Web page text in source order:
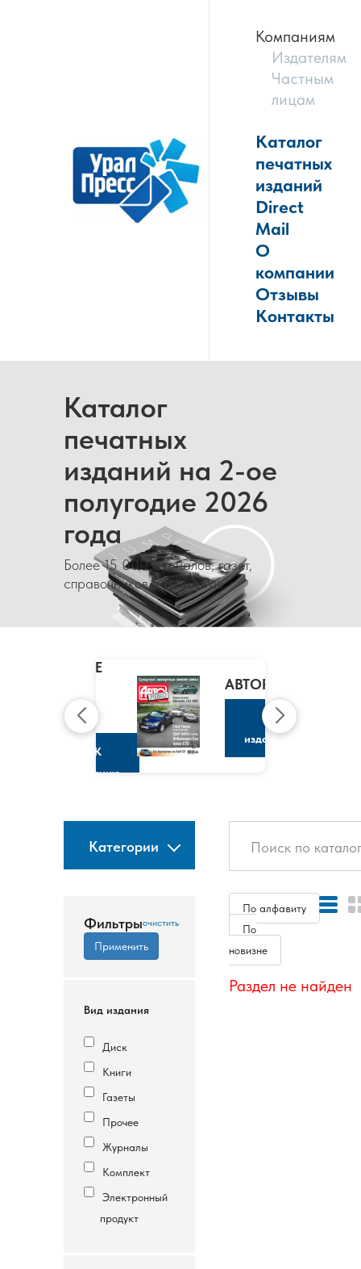
Компаниям
Издателям
Частным
лицам
Каталог
печатных
изданий
Direct
Mail
О
компании
Отзывы
Контакты
Каталог
печатных
изданий на 2-ое
полугодие 2026
года
Более 15 000 журналов, газет,
справочников и каталогов
CLAIRE
МАРИ
КЛЭР
К
изданию
АВТОРЕВЮ
К
изданию
Категории
Фильтры
Вид издания
Диск
Книги
Газеты
Прочее
Журналы
Комплект
Электронный
продукт
По алфавиту
По
новизне
Раздел не найден